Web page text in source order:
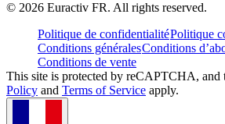
© 2026 Euractiv FR. All rights reserved.
Politique de confidentialitéPolitique
Conditions généralesConditions
Conditions de vente
This site is protected by reCAPTCHA, and
Policy and Terms of Service apply.